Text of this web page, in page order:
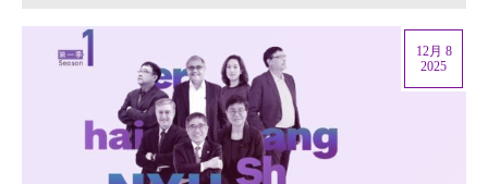
12月 8
2025